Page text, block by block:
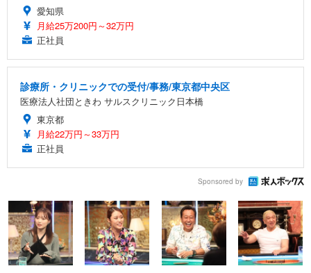
愛知県
月給25万200円～32万円
正社員
診療所・クリニックでの受付/事務/東京都中央区
医療法人社団ときわ サルスクリニック日本橋
東京都
月給22万円～33万円
正社員
Sponsored by